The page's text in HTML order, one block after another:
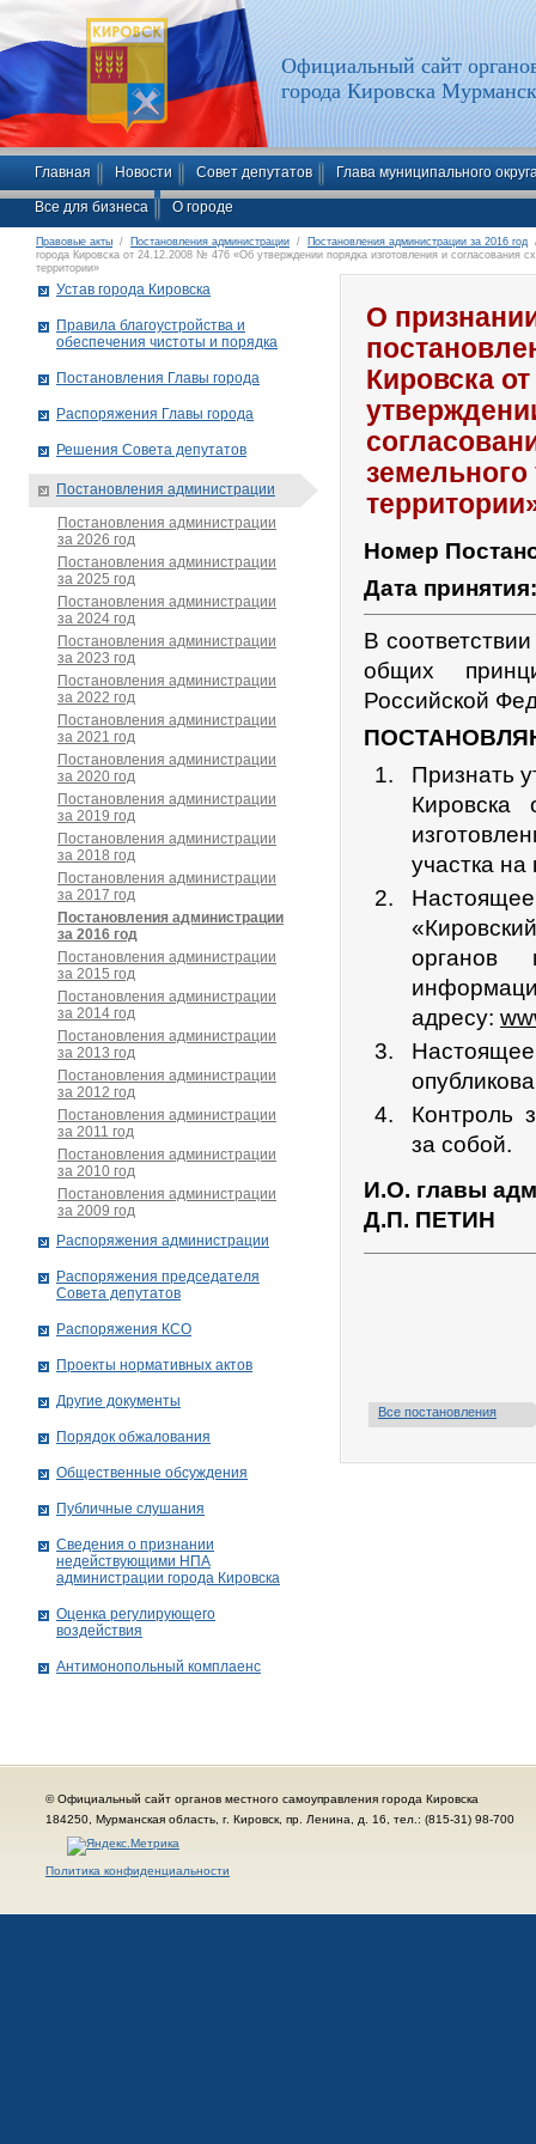
Официальный сайт
города Кировска
Главная Новости Совет депутатов Глава муниципального
Все для бизнеса О городе
Правовые акты / Постановления администрации / Постановления администрации за 2016 год
города Кировска от 24.12.2008 № 476 «Об утверждении порядка изготовления и согласования
территории»
О
Кировска
земельного
Номер
Дата
В
общих
Российской
Признать
участка
Настоящее
органов
адресу:
Контроль
за собой.
И.О. главы
Д.П. ПЕТИН
Все постановления
Устав города Кировска
Правила благоустройства и
обеспечения чистоты и порядка
Постановления Главы города
Распоряжения Главы города
Решения Совета депутатов
Постановления администрации
Постановления администрации
за 2026 год
Постановления администрации
за 2025 год
Постановления администрации
за 2024 год
Постановления администрации
за 2023 год
Постановления администрации
за 2022 год
Постановления администрации
за 2021 год
Постановления администрации
за 2020 год
Постановления администрации
за 2019 год
Постановления администрации
за 2018 год
Постановления администрации
за 2017 год
Постановления администрации
за 2016 год
Постановления администрации
за 2015 год
Постановления администрации
за 2014 год
Постановления администрации
за 2013 год
Постановления администрации
за 2012 год
Постановления администрации
за 2011 год
Постановления администрации
за 2010 год
Постановления администрации
за 2009 год
Распоряжения администрации
Распоряжения председателя
Совета депутатов
Распоряжения КСО
Проекты нормативных актов
Другие документы
Порядок обжалования
Общественные обсуждения
Публичные слушания
Сведения о признании
недействующими НПА
администрации города Кировскa
Оценка регулирующего
воздействия
Антимонопольный комплаенс
© Официальный сайт органов местного самоуправления города Кировска
184250, Мурманская область, г. Кировск, пр. Ленина, д. 16, тел.: (815-31) 98-700
Политика конфиденциальности